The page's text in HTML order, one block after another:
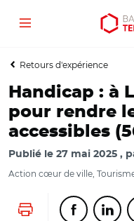
Aller
contenu
Aller
menu
Ouvrir
outils
Menu
Retours d'expérience
Handicap : à
pour rendre
accessibles
Publié le 27 mai 2025
Action cœur de ville,
Lancer l'impression
Partager